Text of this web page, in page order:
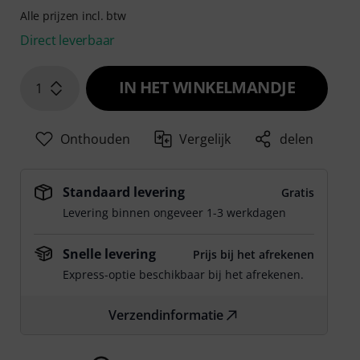
Alle prijzen incl. btw
Direct leverbaar
1 IN HET WINKELMANDJE
Onthouden Vergelijk delen
Standaard levering
Gratis
Levering binnen ongeveer 1-3 werkdagen
Snelle levering
Prijs bij het afrekenen
Express-optie beschikbaar bij het afrekenen.
Verzendinformatie